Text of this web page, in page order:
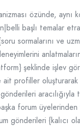
özünde, aynı
başlı temalar
sormalarını ve
şeklinde işlev
ait profiller oluşturarak
aracılığıyla
forum
gönderileri {kalıcı